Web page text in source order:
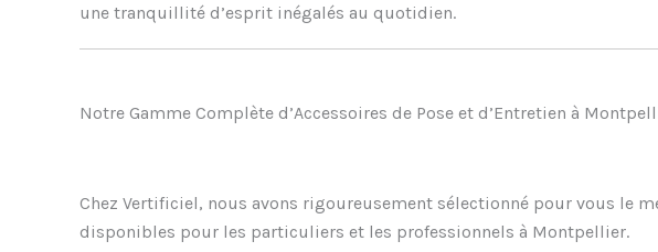
une tranquillité d’esprit inégalés au quotidien.
Notre Gamme Complète d’Accessoires de Pose et d’Entretien à
Chez Vertificiel, nous avons rigoureusement sélectionné pour vous le
disponibles pour les particuliers et les professionnels à Montpellier.